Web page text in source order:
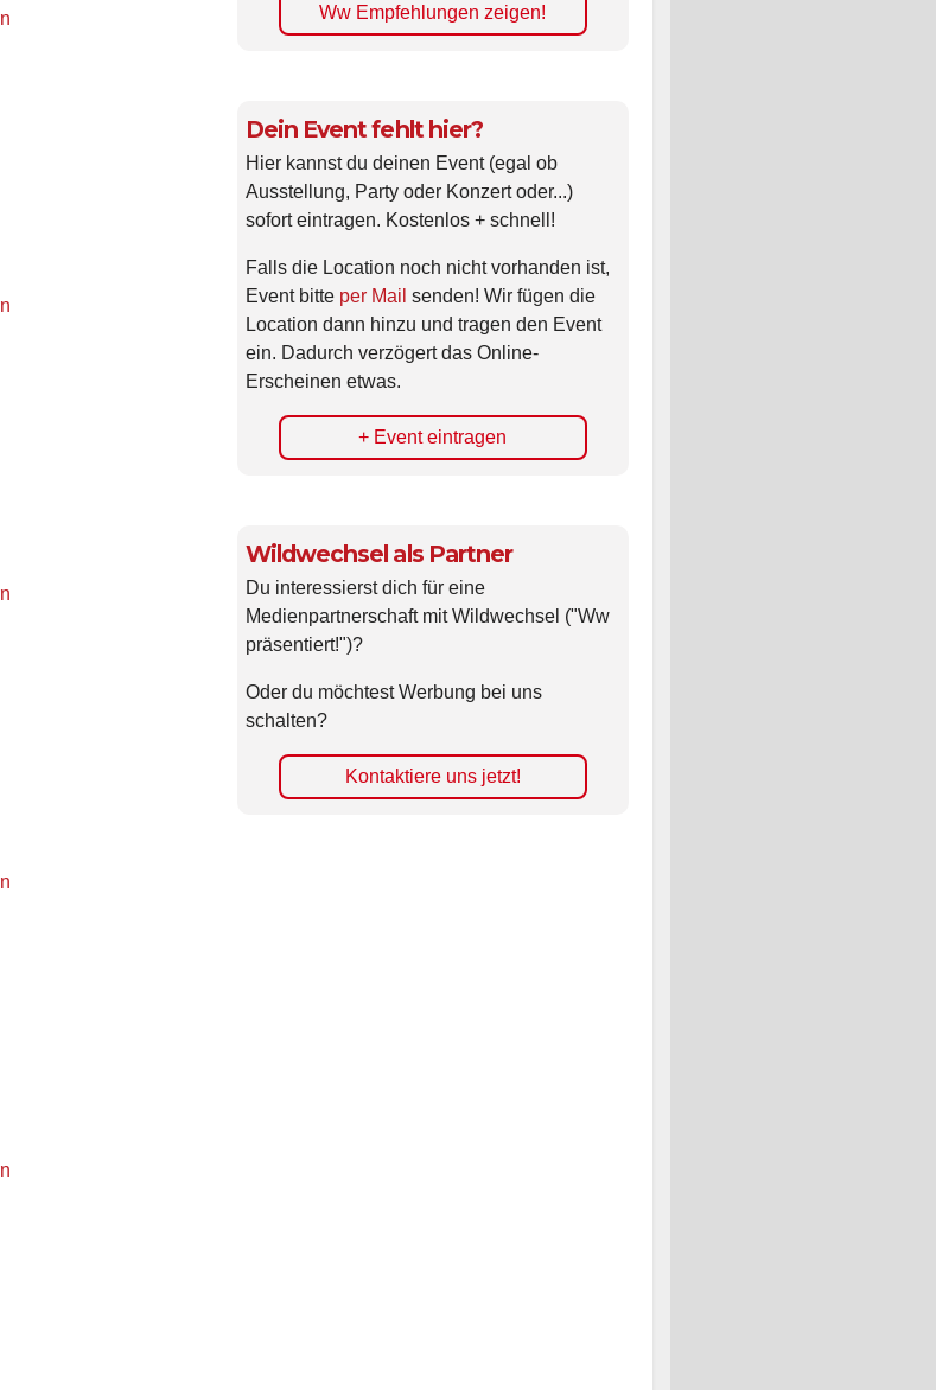
Ww Empfehlungen zeigen!
Dein Event fehlt hier?
Hier kannst du deinen Event (egal ob
Ausstellung, Party oder Konzert oder...)
sofort eintragen. Kostenlos + schnell!
Falls die Location noch nicht vorhanden ist,
Event bitte per Mail senden! Wir fügen die
Location dann hinzu und tragen den Event
ein. Dadurch verzögert das Online-
Erscheinen etwas.
+ Event eintragen
Wildwechsel als Partner
Du interessierst dich für eine
Medienpartnerschaft mit Wildwechsel ("Ww
präsentiert!")?
Oder du möchtest Werbung bei uns
schalten?
Kontaktiere uns jetzt!